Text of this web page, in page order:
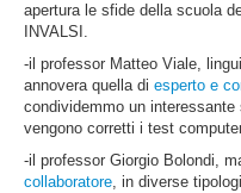
apertura le sfide della scuola
INVALSI.
-il professor Matteo Viale,
annovera quella di esperto e
condividemmo un
vengono corretti i test
-il professor Giorgio Bolondi,
collaboratore, in diverse